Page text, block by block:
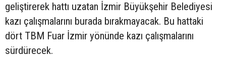
geliştirerek hattı uzatan İzmir Büyükşehir Belediyesi
kazı çalışmalarını burada bırakmayacak. Bu hattaki
dört TBM Fuar İzmir yönünde kazı çalışmalarını
sürdürecek.